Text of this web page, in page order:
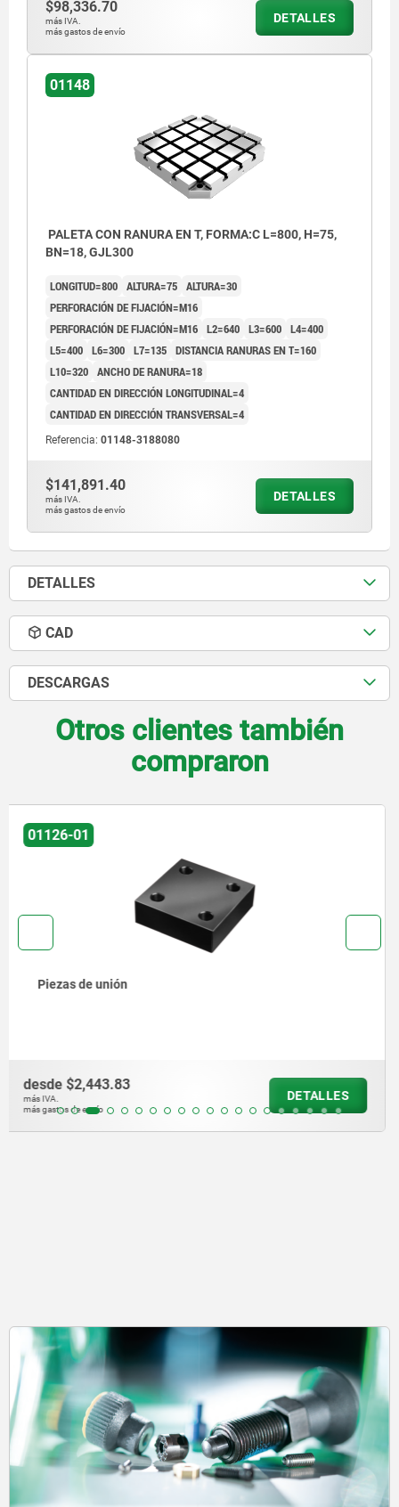
$98,336.70
más IVA.
más gastos de envío
DETALLES
01148
PALETA CON RANURA EN T, FORMA:C L=800, H=75,
BN=18, GJL300
LONGITUD=800 ALTURA=75 ALTURA=30
PERFORACIÓN DE FIJACIÓN=M16
PERFORACIÓN DE FIJACIÓN=M16 L2=640 L3=600 L4=400
L5=400 L6=300 L7=135 DISTANCIA RANURAS EN T=160
L10=320 ANCHO DE RANURA=18
CANTIDAD EN DIRECCIÓN LONGITUDINAL=4
CANTIDAD EN DIRECCIÓN TRANSVERSAL=4
Referencia: 01148-3188080
$141,891.40
más IVA.
más gastos de envío
DETALLES
DETALLES
CAD
DESCARGAS
Otros clientes también
compraron
01040
Placas de base, con ranuras en T, fundición gris
desde$28,130.86
más IVA.
más gastos de envío
DETALLES